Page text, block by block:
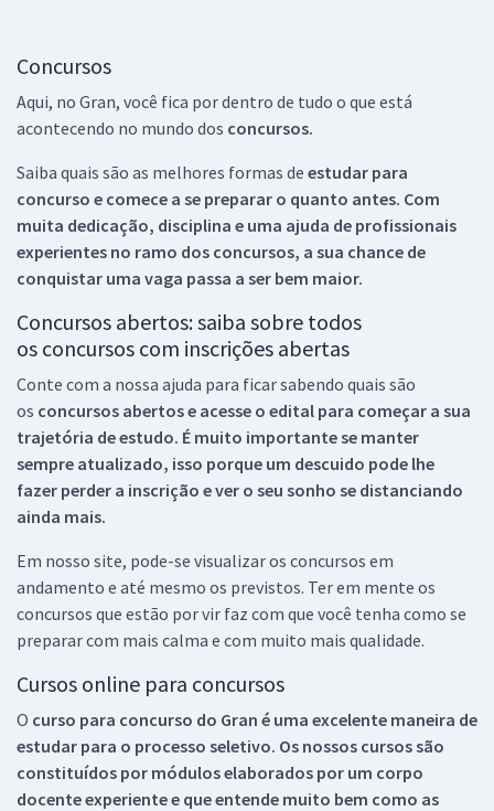
Concursos
Aqui, no Gran, você fica por dentro de tudo o que está
acontecendo no mundo dos concursos.
Saiba quais são as melhores formas de estudar para
concurso e comece a se preparar o quanto antes. Com
muita dedicação, disciplina e uma ajuda de profissionais
experientes no ramo dos concursos, a sua chance de
conquistar uma vaga passa a ser bem maior.
Concursos abertos: saiba sobre todos
os concursos com inscrições abertas
Conte com a nossa ajuda para ficar sabendo quais são
os concursos abertos e acesse o edital para começar a sua
trajetória de estudo. É muito importante se manter
sempre atualizado, isso porque um descuido pode lhe
fazer perder a inscrição e ver o seu sonho se distanciando
ainda mais.
Em nosso site, pode-se visualizar os concursos em
andamento e até mesmo os previstos. Ter em mente os
concursos que estão por vir faz com que você tenha como se
preparar com mais calma e com muito mais qualidade.
Cursos online para concursos
O curso para concurso do Gran é uma excelente maneira de
estudar para o processo seletivo. Os nossos cursos são
constituídos por módulos elaborados por um corpo
docente experiente e que entende muito bem como as